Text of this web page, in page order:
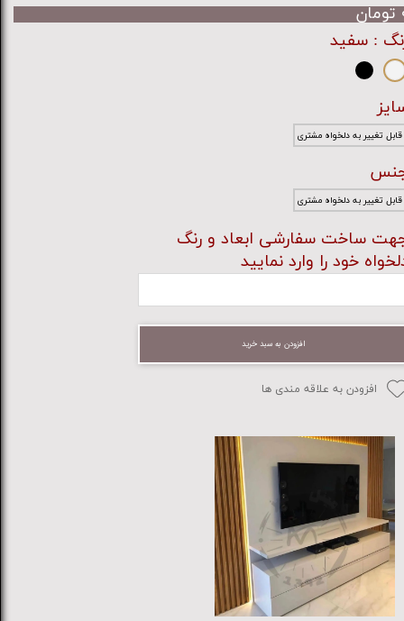
: سفید
قابل تغییر به دلخواه مشتری
قابل تغییر به دلخواه مشتری
ساخت سفارشی ابعاد و رنگ
خود را وارد نمایید
افزودن به سبد خرید
افزودن به علاقه مندی ها